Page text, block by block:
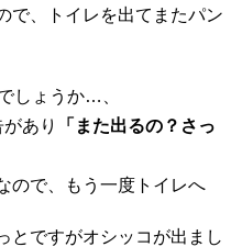
で、トイレを出てまたパン
しょうか…、
あり
「また出るの？さっ
ので、もう一度トイレへ
とですがオシッコが出まし